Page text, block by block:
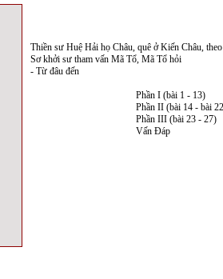
Thiền sư Huệ Hải họ Châu, quê ở Kiến Châu,
Sơ khởi sư tham vấn Mã Tổ, Mã Tổ hỏi
- Từ đâu đến
Phần I (bài 1 - 13)
Phần II (bài 14 - bài
Phần III (bài 23 - 27)
Vấn Đáp